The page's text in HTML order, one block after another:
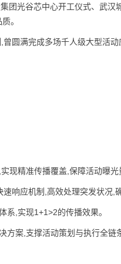
团光谷芯中心开工仪式、武
。
圆满完成多场千人级大型活动
现精准传播覆盖,保障活动曝光
响应机制,高效处理突发状况,
系,实现1+1>2的传播效果。
方案,支撑活动策划与执行全链